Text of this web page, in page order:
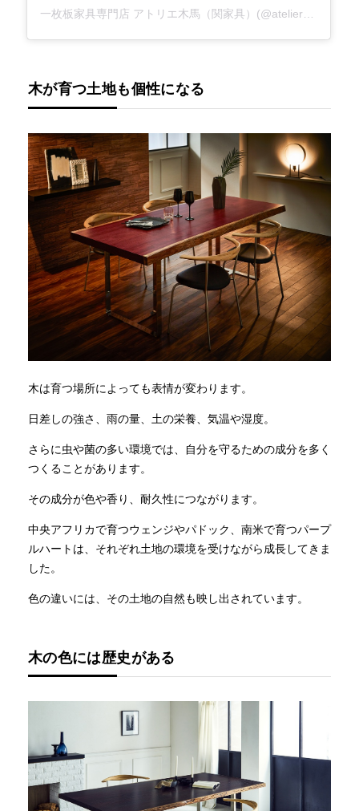
一枚板家具専門店 アトリエ木馬（関家具）(@atelier_mokuba_sekikagu)がシェアした投稿
木が育つ土地も個性になる
木は育つ場所によっても表情が変わります。
日差しの強さ、雨の量、土の栄養、気温や湿度。
さらに虫や菌の多い環境では、自分を守るための成分を多く
つくることがあります。
その成分が色や香り、耐久性につながります。
中央アフリカで育つウェンジやパドック、南米で育つパープ
ルハートは、それぞれ土地の環境を受けながら成長してきま
した。
色の違いには、その土地の自然も映し出されています。
木の色には歴史がある